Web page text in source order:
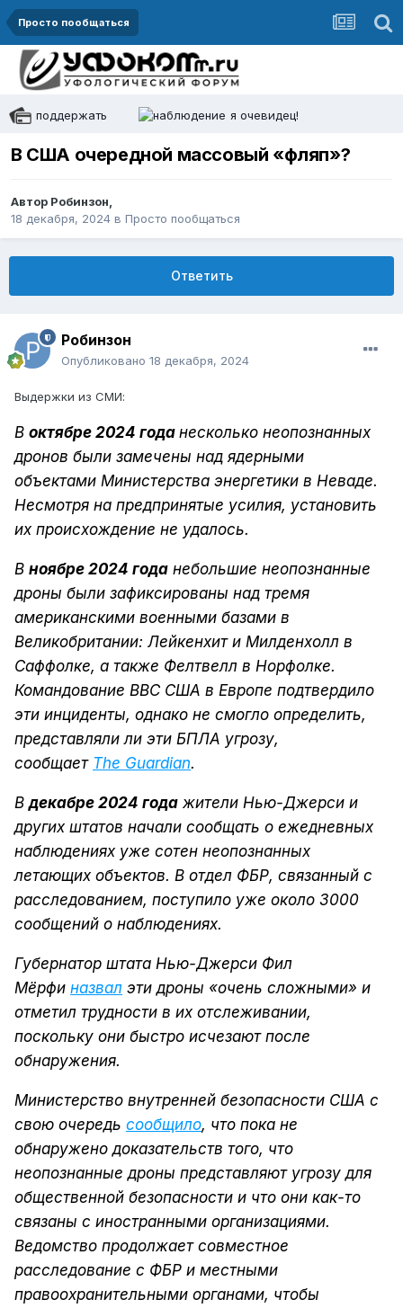
Просто пообщаться
поддержать я очевидец!
В США очередной массовый «фляп»?
Автор Робинзон,
18 декабря, 2024 в Просто пообщаться
Ответить
Робинзон
Опубликовано 18 декабря, 2024
Выдержки из СМИ:
В октябре 2024 года несколько неопознанных
дронов были замечены над ядерными
объектами Министерства энергетики в Неваде.
Несмотря на предпринятые усилия, установить
их происхождение не удалось.
В ноябре 2024 года небольшие неопознанные
дроны были зафиксированы над тремя
американскими военными базами в
Великобритании: Лейкенхит и Милденхолл в
Саффолке, а также Фелтвелл в Норфолке.
Командование ВВС США в Европе подтвердило
эти инциденты, однако не смогло определить,
представляли ли эти БПЛА угрозу,
сообщает The Guardian.
В декабре 2024 года жители Нью-Джерси и
других штатов начали сообщать о ежедневных
наблюдениях уже сотен неопознанных
летающих объектов. В отдел ФБР, связанный с
расследованием, поступило уже около 3000
сообщений о наблюдениях.
Губернатор штата Нью-Джерси Фил
Мёрфи назвал эти дроны «очень сложными» и
отметил трудности в их отслеживании,
поскольку они быстро исчезают после
обнаружения.
Министерство внутренней безопасности США с
свою очередь сообщило, что пока не
обнаружено доказательств того, что
неопознанные дроны представляют угрозу для
общественной безопасности и что они как-то
связаны с иностранными организациями.
Ведомство продолжает совместное
расследование с ФБР и местными
правоохранительными органами, чтобы